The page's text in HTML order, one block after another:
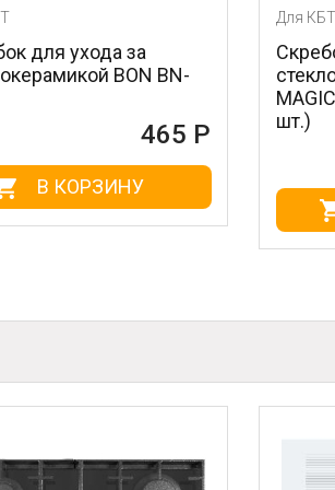
Скребок для
стеклокерамики стальной
MAGIC POWER MP-603 (1
В КОРЗИНУ